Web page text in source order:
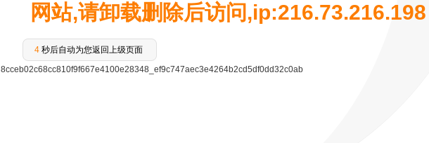
网站,请卸载删除后访问,ip:216.73.216.198
4 秒后自动为您返回上级页面
8cceb02c68cc810f9f667e4100e28348_ef9c747aec3e4264b2cd5df0dd32c0ab